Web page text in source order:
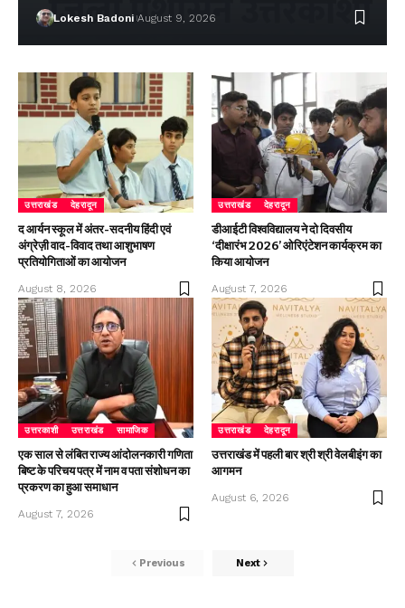
Lokesh Badoni August 9, 2026
उत्तराखंड देहरादून
द आर्यन स्कूल में अंतर-सदनीय हिंदी एवं
अंग्रेज़ी वाद-विवाद तथा आशुभाषण
प्रतियोगिताओं का आयोजन
August 8, 2026
उत्तराखंड देहरादून
डीआईटी विश्वविद्यालय ने दो दिवसीय
‘दीक्षारंभ 2026’ ओरिएंटेशन कार्यक्रम का
किया आयोजन
August 7, 2026
उत्तरकाशी उत्तराखंड सामाजिक
एक साल से लंबित राज्य आंदोलनकारी गणिता
बिष्ट के परिचय पत्र में नाम व पता संशोधन का
प्रकरण का हुआ समाधान
August 7, 2026
उत्तराखंड देहरादून
उत्तराखंड में पहली बार श्री श्री वेलबीइंग का
आगमन
August 6, 2026
Previous Next